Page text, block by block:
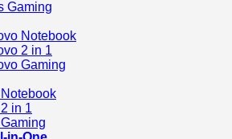
Gaming
Notebook
2 in 1
Gaming
in 1